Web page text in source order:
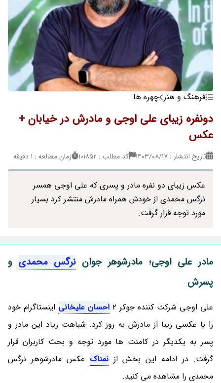
فرهنگ و هنر چهره ها
دونفره زیبای علی اوجی و مادرش در خیابان +
عکس
تاریخ انتشار : ۱۴۰۳/۰۸/۱۷ کد مطلب : 101852 زمان مطالعه : 1 دقیقه
عکس زیبای دو نفره مادر و پسری که علی اوجی همسر
نرگس محمدی از خودش همراه مادرش منتشر کرد بسیار
مورد توجه قرار گرفت.
مادر علی اوجی؛ مادرشوهر جواننرگس محمدی و
پسرش
علی اوجی شرکت کننده جوکر 2 احسان علیخانی اینستاگرام خود
را با عکسی زیبا از مادرش به روز کرد. شباهت زیاد این مادر و
پسر به یکدیگر در کامنت ها مورد توجه و بحث کاربران قرار
گرفت. در ادامه این بخش ازنمناک عکس مادرشوهر نرگس
محمدی را مشاهده می کنید.